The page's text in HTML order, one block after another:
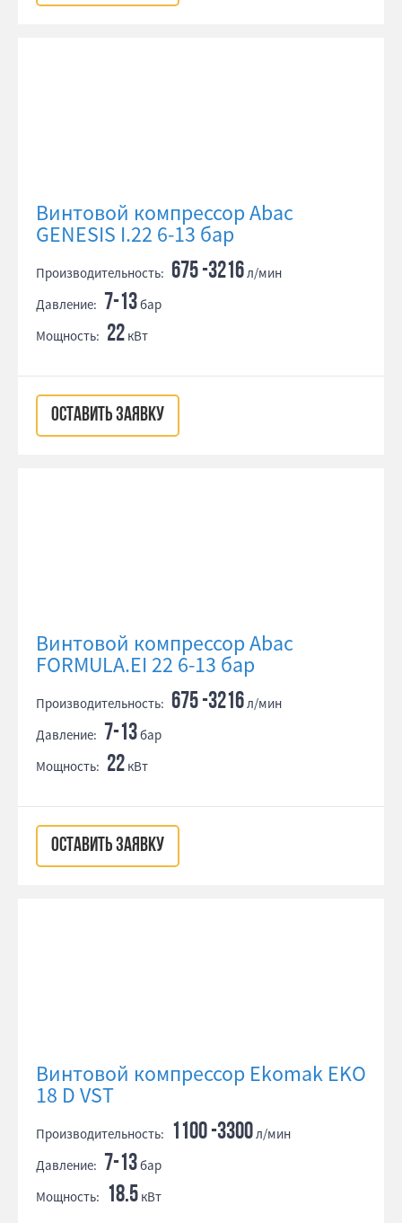
Винтовой компрессор Abac
GENESIS I.22 6-13 бар
Производительность: 675 -3216л/мин
Давление: 7-13бар
Мощность: 22 кВт
ОСТАВИТЬ ЗАЯВКУ
Винтовой компрессор Abac
FORMULA.EI 22 6-13 бар
Производительность: 675 -3216л/мин
Давление: 7-13бар
Мощность: 22 кВт
ОСТАВИТЬ ЗАЯВКУ
Винтовой компрессор Ekomak EKO
18 D VST
Производительность: 1100 -3300л/мин
Давление: 7-13бар
Мощность: 18.5 кВт